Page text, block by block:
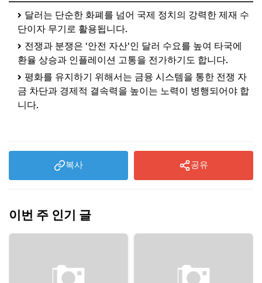
달러는 단순한 화폐를 넘어 국제 정치의 강력한 제재 수
단이자 무기로 활용됩니다.
전쟁과 분쟁은 '안전 자산'인 달러 수요를 높여 타국에
환율 상승과 인플레이션 고통을 전가하기도 합니다.
평화를 유지하기 위해서는 금융 시스템을 통한 전쟁 자
금 차단과 경제적 결속력을 높이는 노력이 병행되어야 합
니다.
복사 공유
이번 주 인기 글